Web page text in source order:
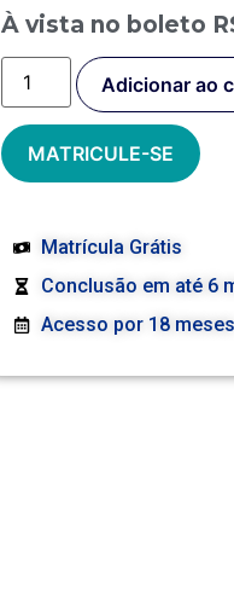
À vista no boleto
Adicionar ao
MATRICULE-SE
Matrícula Grátis
Conclusão em até 6
Acesso por 18 meses